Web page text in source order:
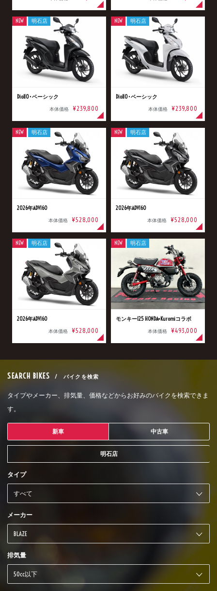
Dio110･ベーシック
本体価格 ¥239,800
NEW 明石店
Dio110･ベーシック
本体価格 ¥239,800
NEW 明石店
2026年ADV160
本体価格 ¥528,000
NEW 明石店
2026年ADV160
本体価格 ¥528,000
NEW 明石店
2026年ADV160
本体価格 ¥528,000
NEW 明石店
モンキー125 HONDA×Kuromiコラボ
本体価格 ¥493,000
NEW 明石店
SEARCH BIKES / バイクを検索
タイプやメーカー、排気量、価格などからお好みのバイクを検索できま
す。
新車 中古車
明石店
タイプ
メーカー
排気量